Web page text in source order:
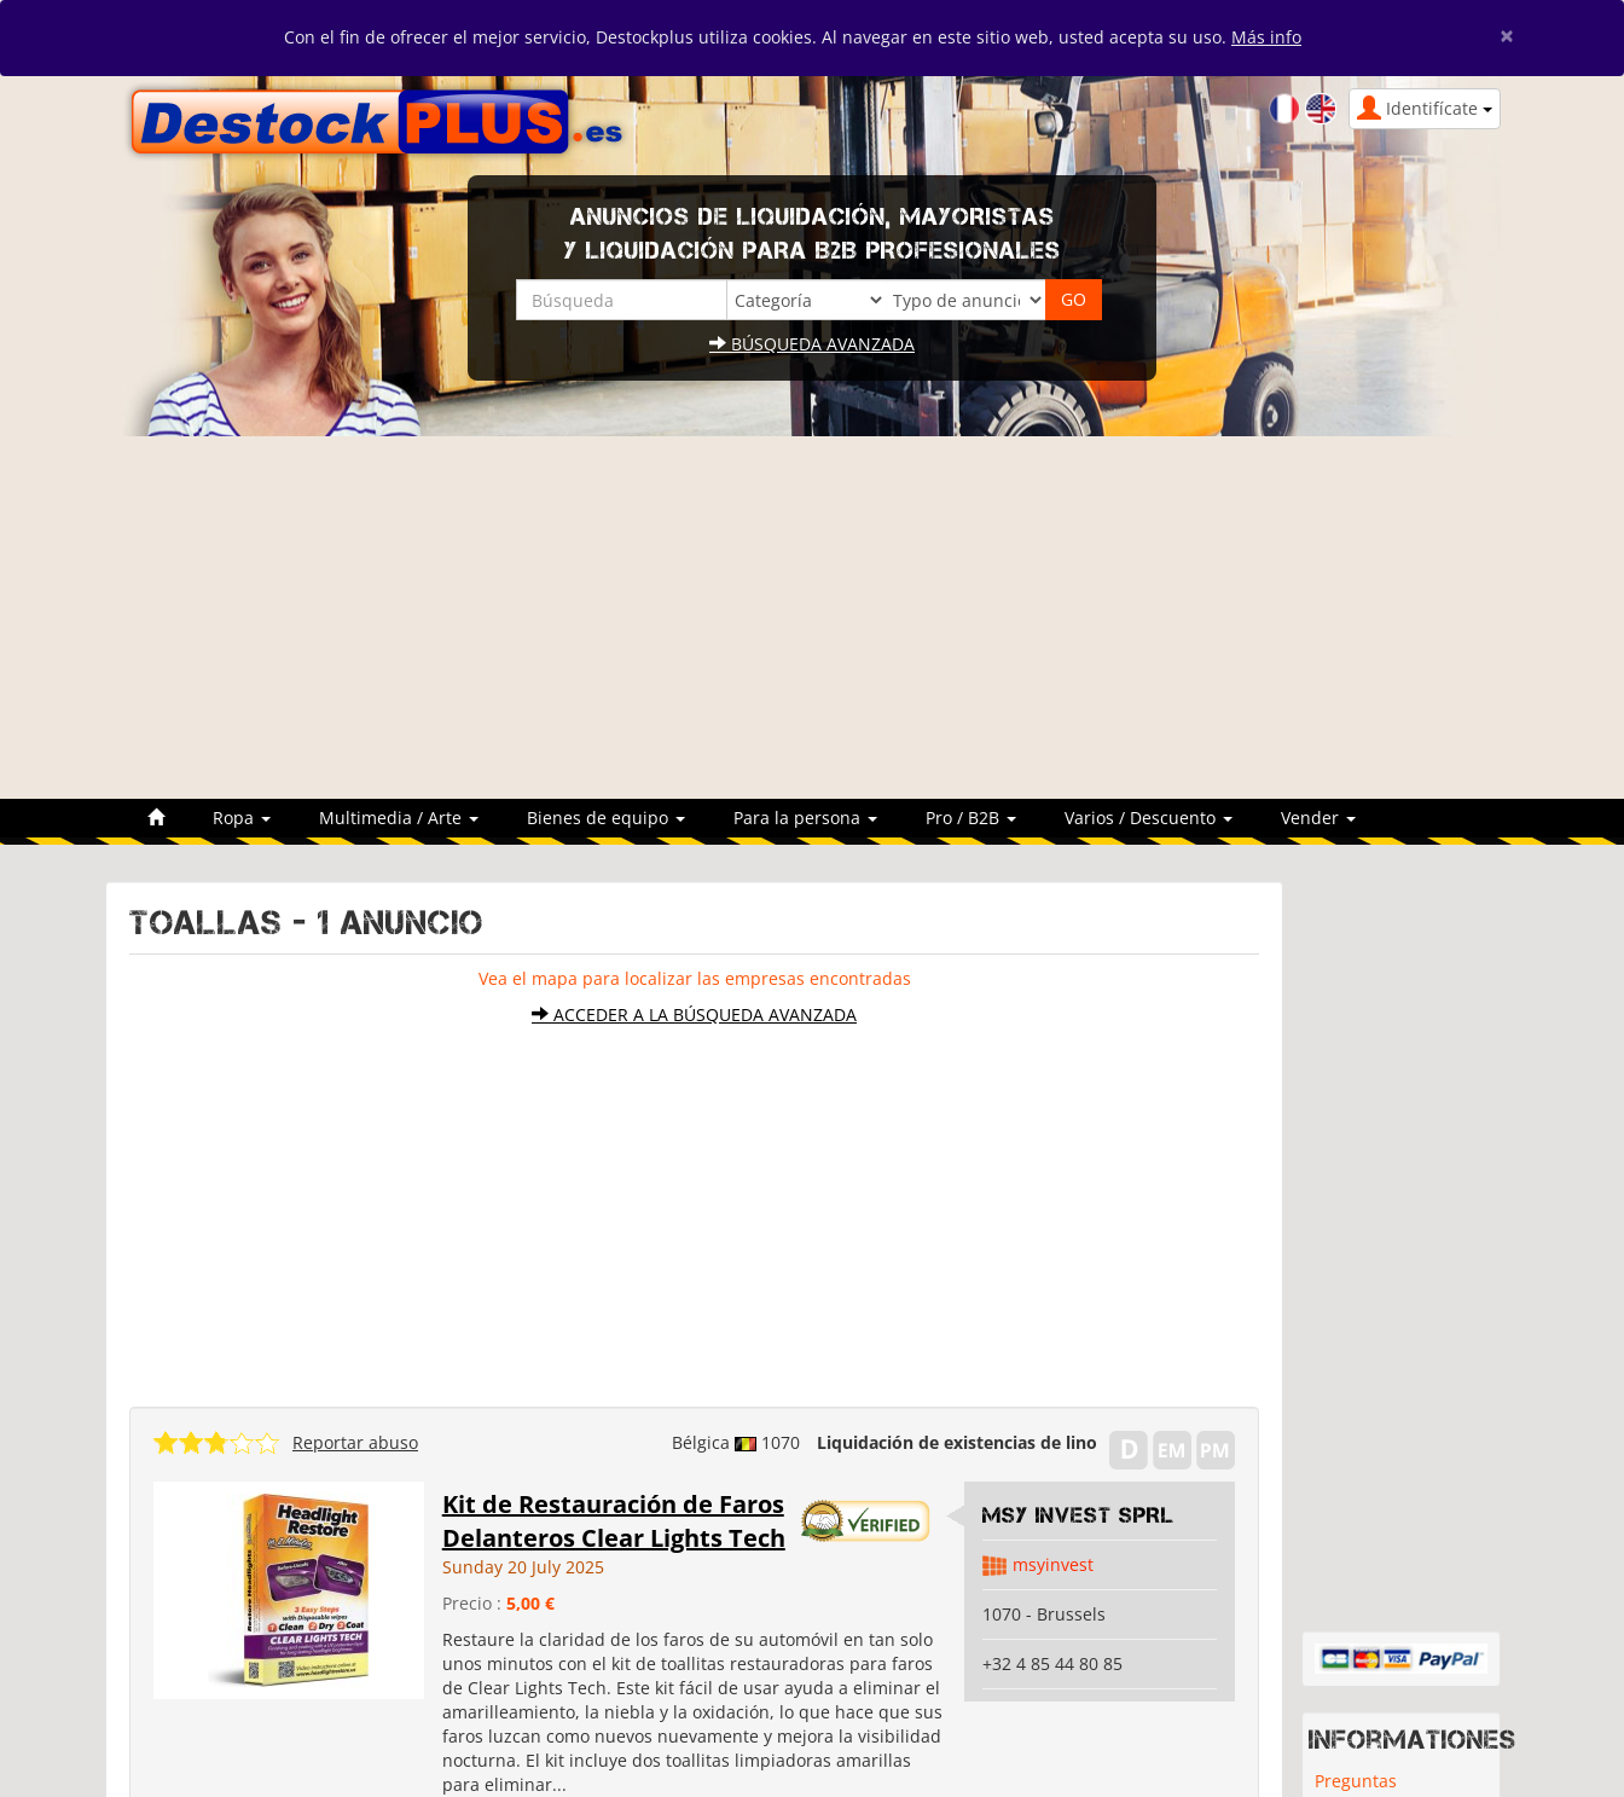
Con el fin de ofrecer el mejor servicio, Destockplus utiliza cookies. Al navegar en este sitio web, usted acepta su uso. Más info ×
Identifícate
ANUNCIOS DE LIQUIDACIÓN, MAYORISTAS
Y LIQUIDACIÓN PARA B2B PROFESIONALES
BÚSQUEDA AVANZADA
Ropa Multimedia / Arte Bienes de equipo Para la persona Pro / B2B Varios / Descuento Vender
TOALLAS - 1 Anuncio
Vea el mapa para localizar las empresas encontradas
ACCEDER A LA BÚSQUEDA AVANZADA
Bélgica 1070 Liquidación de existencias de lino
Reportar abuso
Kit de Restauración de Faros
Delanteros Clear Lights Tech
Sunday 20 July 2025
Precio : 5,00 €
Restaure la claridad de los faros de su automóvil en tan solo
unos minutos con el kit de toallitas restauradoras para faros
de Clear Lights Tech. Este kit fácil de usar ayuda a eliminar el
amarilleamiento, la niebla y la oxidación, lo que hace que sus
faros luzcan como nuevos nuevamente y mejora la visibilidad
nocturna. El kit incluye dos toallitas limpiadoras amarillas
para eliminar...
MSY INVEST SPRL
msyinvest
1070 - Brussels
+32 4 85 44 80 85
Informationes
Preguntas